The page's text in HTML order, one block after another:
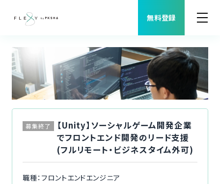
無料登録
職種から案件を探す
よくある質問
福利厚生
募集終了
【Unity】ソーシャルゲーム開発企業
でフロントエンド開発のリード支援
(フルリモート・ビジネスタイム外可)
職種：フロントエンドエンジニア